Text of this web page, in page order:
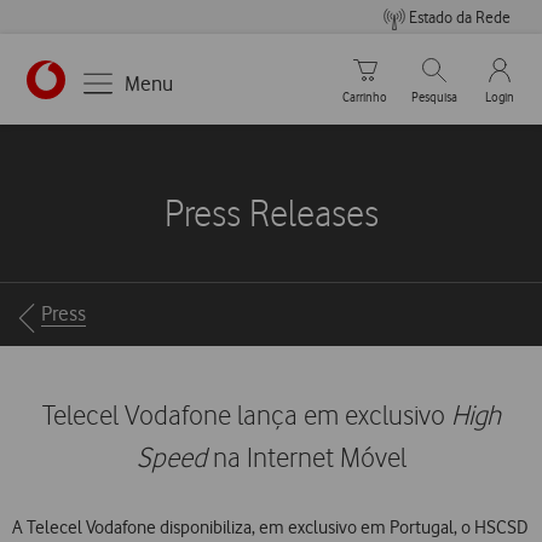
Estado da Rede
https://www.vodafone.pt
Menu
Carrinho de compras
Carrinho
Pesquisar
Pesquisa
My
Login
Press Releases
Breadcrumbs
Press
Telecel Vodafone lança em exclusivo High
Speedna Internet Móvel
A Telecel Vodafone disponibiliza, em exclusivo em Portugal, o HSCSD